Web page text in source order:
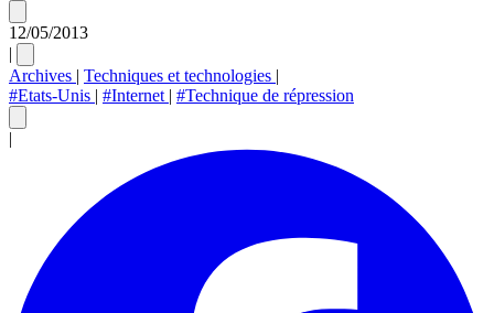
12/05/2013
|
Archives | Techniques et technologies |
#Etats-Unis | #Internet | #Technique de répression
|